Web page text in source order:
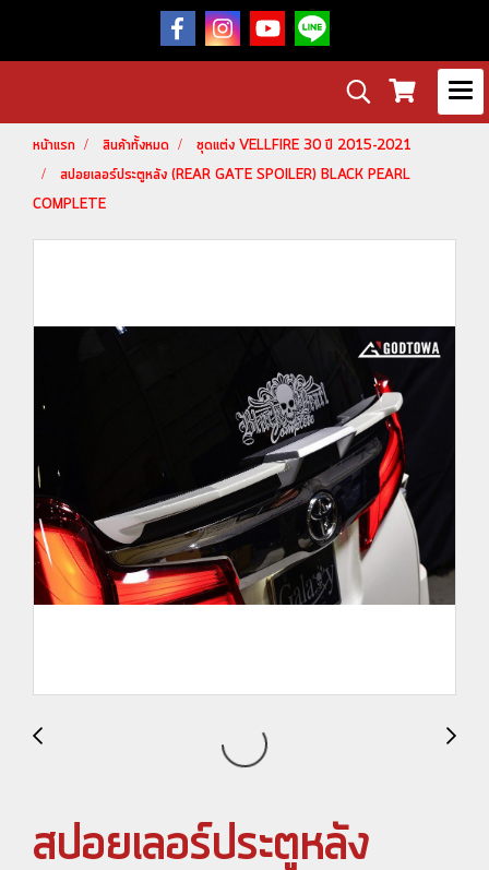
หน้าแรก สินค้าทั้งหมด
ชุดแต่ง VELLFIRE 30 ปี 2015-2021
สปอยเลอร์ประตูหลัง (REAR GATE SPOILER) BLACK PEARL
COMPLETE
สปอยเลอร์ประตูหลัง